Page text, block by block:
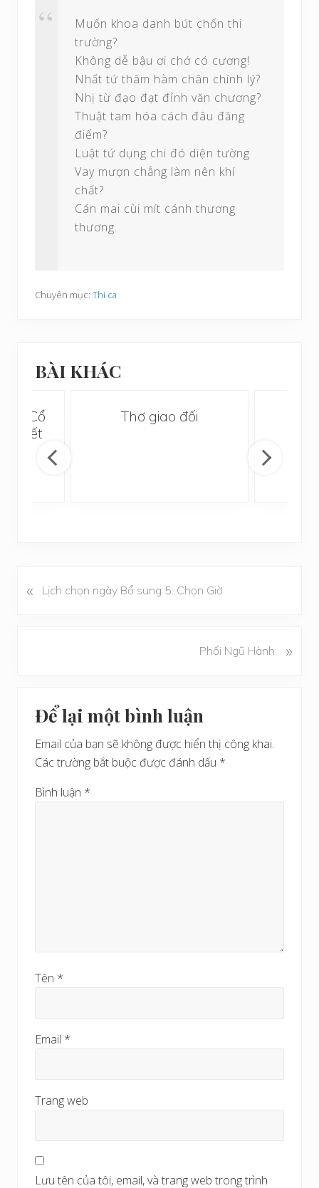
Muốn khoa danh bút chốn thi
trường?
Không dễ bậu ơi chớ có cương!
Nhất tứ thâm hàm chân chính lý?
Nhị từ đạo đạt đỉnh văn chương?
Thuật tam hóa cách đâu đăng
điểm?
Luật tứ dụng chi đó diện tường
Vay mượn chẳng làm nên khí
chất?
Cán mai cùi mít cánh thương
thương.
Chuyên mục: Thi ca
BÀI KHÁC
Cổ
Thơ giao đối
B
« Lịch chọn ngày Bổ sung 5: Chọn Giờ
Phối Ngũ Hành: »
Reader
Interactions
Để lại một bình luận
Email của bạn sẽ không được hiển thị công khai.
Các trường bắt buộc được đánh dấu *
Bình luận *
Tên *
Email *
Trang web
Lưu tên của tôi, email, và trang web trong trình